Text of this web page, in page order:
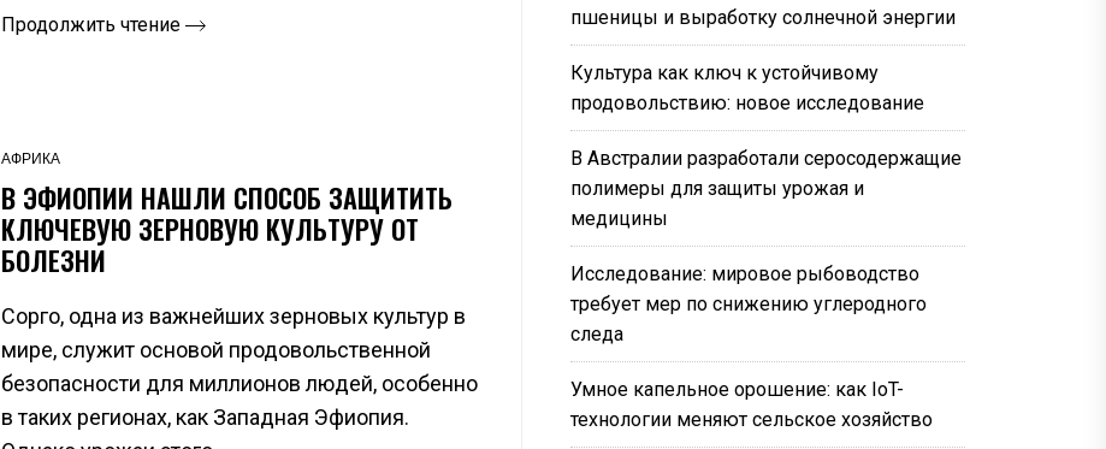
Продолжить чтение
АФРИКА
В ЭФИОПИИ НАШЛИ СПОСОБ ЗАЩИТИТЬ
КЛЮЧЕВУЮ ЗЕРНОВУЮ КУЛЬТУРУ ОТ
БОЛЕЗНИ
Сорго, одна из важнейших зерновых культур в
мире, служит основой продовольственной
безопасности для миллионов людей, особенно
в таких регионах, как Западная Эфиопия.
пшеницы и выработку солнечной энергии
Культура как ключ к устойчивому
продовольствию: новое исследование
В Австралии разработали серосодержащие
полимеры для защиты урожая и
медицины
Исследование: мировое рыбоводство
требует мер по снижению углеродного
следа
Умное капельное орошение: как IoT-
технологии меняют сельское хозяйство